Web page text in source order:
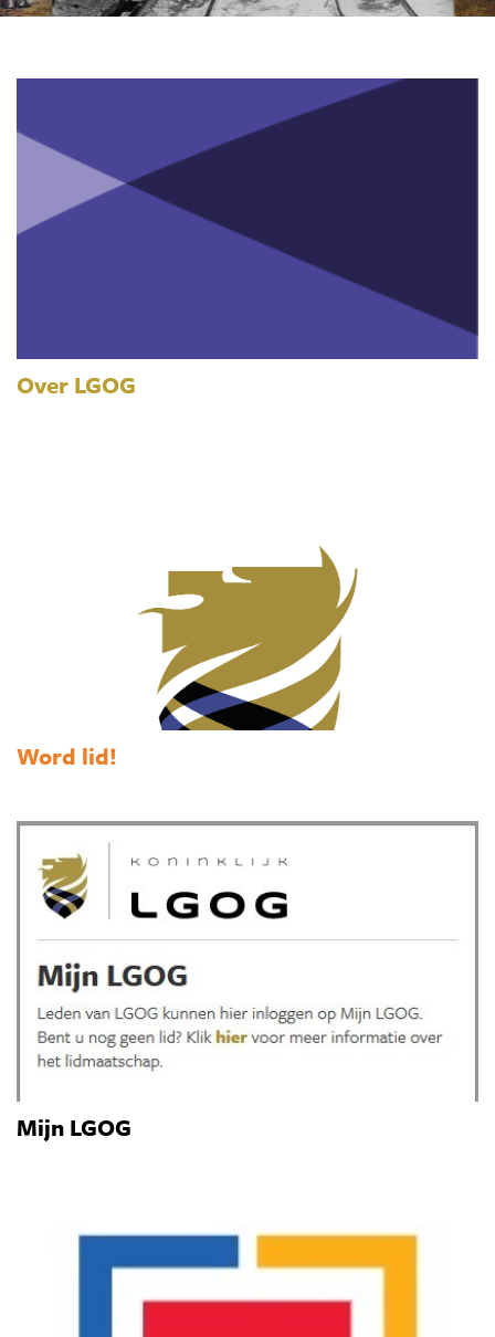
Over LGOG
Word lid!
Mijn LGOG